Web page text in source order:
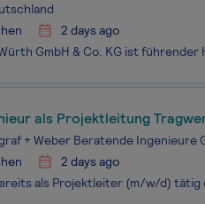
2 days ago
als Projektleitung
+ Weber Beratende Ingenieure
2 days ago